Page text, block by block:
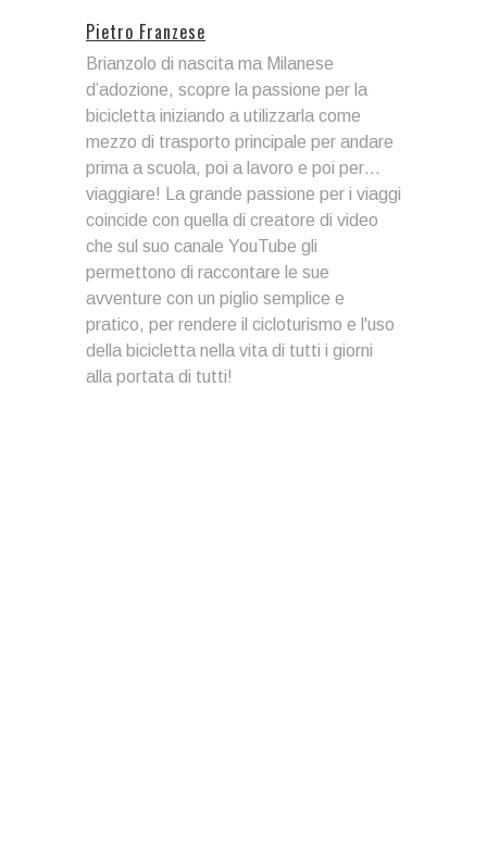
Pietro Franzese
Brianzolo di nascita ma Milanese
d’adozione, scopre la passione per la
bicicletta iniziando a utilizzarla come
mezzo di trasporto principale per andare
prima a scuola, poi a lavoro e poi per…
viaggiare! La grande passione per i viaggi
coincide con quella di creatore di video
che sul suo canale YouTube gli
permettono di raccontare le sue
avventure con un piglio semplice e
pratico, per rendere il cicloturismo e l'uso
della bicicletta nella vita di tutti i giorni
alla portata di tutti!